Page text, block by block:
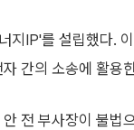
IP'를 설립했다.
간의 소송에 활용
전 부사장이 불법